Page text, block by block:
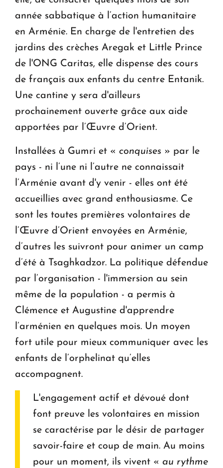
année sabbatique à l’action humanitaire
en Arménie. En charge de l'entretien des
jardins des crèches Aregak et Little Prince
de l'ONG Caritas, elle dispense des cours
de français aux enfants du centre Entanik.
Une cantine y sera d'ailleurs
prochainement ouverte grâce aux aide
apportées par l’Œuvre d’Orient.
Installées à Gumri et « conquises » par le
pays - ni l’une ni l’autre ne connaissait
l’Arménie avant d'y venir - elles ont été
accueillies avec grand enthousiasme. Ce
sont les toutes premières volontaires de
l’Œuvre d’Orient envoyées en Arménie,
d’autres les suivront pour animer un camp
d’été à Tsaghkadzor. La politique défendue
par l’organisation - l'immersion au sein
même de la population - a permis à
Clémence et Augustine d'apprendre
l’arménien en quelques mois. Un moyen
fort utile pour mieux communiquer avec les
enfants de l’orphelinat qu’elles
accompagnent.
L'engagement actif et dévoué dont
font preuve les volontaires en mission
se caractérise par le désir de partager
savoir-faire et coup de main. Au moins
pour un moment, ils vivent « au rythme